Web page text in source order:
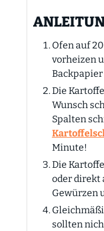
Ofen auf
vorheizen
Backpapier
Die
Wunsch
Spalten
Minute!
Die
oder direkt
Gewürzen
sollten